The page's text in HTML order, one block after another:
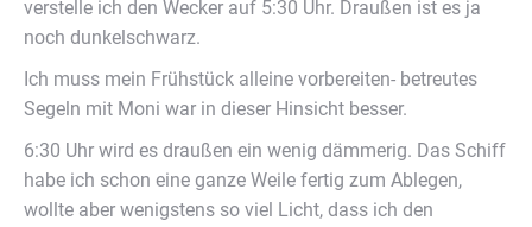
verstelle ich den Wecker auf 5:30 Uhr. Draußen ist es ja
noch dunkelschwarz.
Ich muss mein Frühstück alleine vorbereiten- betreutes
Segeln mit Moni war in dieser Hinsicht besser.
6:30 Uhr wird es draußen ein wenig dämmerig. Das Schiff
habe ich schon eine ganze Weile fertig zum Ablegen,
wollte aber wenigstens so viel Licht, dass ich den